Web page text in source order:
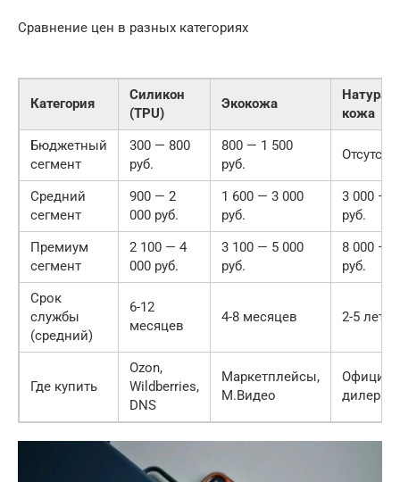
Сравнение цен в разных категориях
Категория
Силикон
(TPU)
Экокожа
кожа
Бюджетный
сегмент
300 — 800
руб.
800 — 1 500
руб.
Средний
сегмент
900 — 2
000 руб.
1 600 — 3 000
руб.
3 000 —
руб.
Премиум
сегмент
2 100 — 4
000 руб.
3 100 — 5 000
руб.
8 000 —
руб.
Срок
службы
(средний)
6-12
месяцев
4-8 месяцев 2-5 лет
Где купить
Ozon,
Wildberries,
DNS
Маркетплейсы,
М.Видео
дилеры